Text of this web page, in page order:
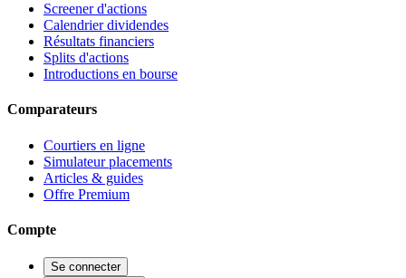
Screener d'actions
Calendrier dividendes
Résultats financiers
Splits d'actions
Introductions en bourse
Comparateurs
Courtiers en ligne
Simulateur placements
Articles & guides
Offre Premium
Compte
Se connecter